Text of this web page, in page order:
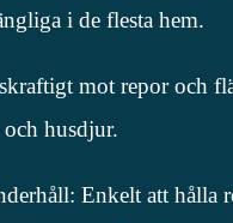
i de flesta hem.
mot repor och
husdjur.
Enkelt att hålla